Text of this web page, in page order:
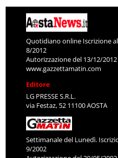
Quotidiano online Iscrizione
8/2012
Autorizzazione del 13/12/2012
www.gazzettamatin.com
Editore
LG PRESSE S.R.L.
via Festaz, 52 11100 AOSTA
Settimanale del Lunedì.
9/2002